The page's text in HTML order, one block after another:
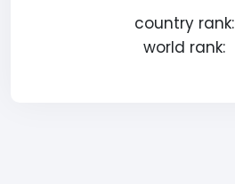
country rank:
world rank: